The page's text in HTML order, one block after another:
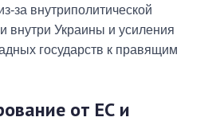
за внутриполитической
внутри Украины и усиления
государств к правящим
от ЕС и